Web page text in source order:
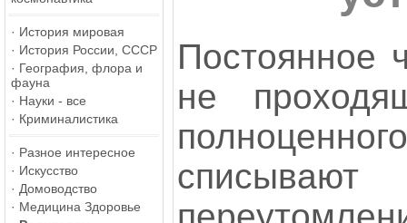
· История мировая
· История России, СССР
· География, флора и
фауна
· Науки - все
· Криминалистика
· Разное интересное
· Искусство
· Домоводство
· Медицина Здоровье
Постоянное
не